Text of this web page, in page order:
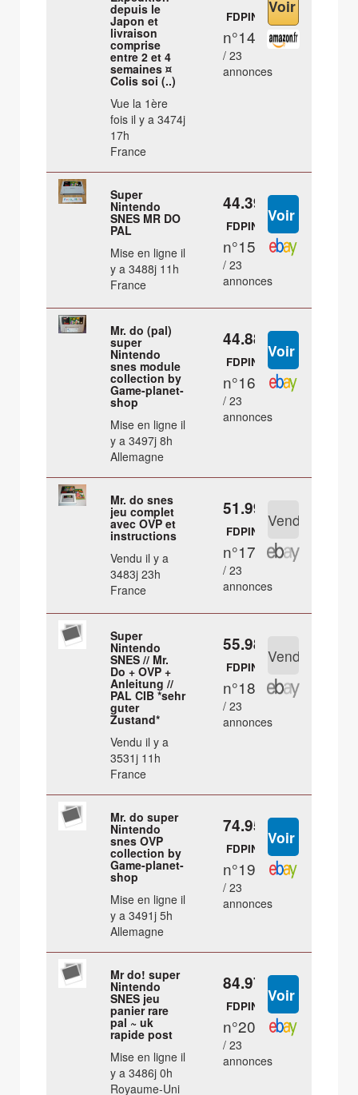
depuis le
Japon et
livraison
comprise
entre 2 et 4
semaines ¤
Colis soi (..)
Vue la 1ère
fois il y a 3474j
17h
France
FDPIN
n°14
/ 23
annonces
Super
Nintendo
SNES MR DO
PAL
Mise en ligne il
y a 3488j 11h
France
44.39 €
FDPIN
n°15
/ 23
annonces
Mr. do (pal)
super
Nintendo
snes module
collection by
Game-planet-
shop
Mise en ligne il
y a 3497j 8h
Allemagne
44.88 €
FDPIN
n°16
/ 23
annonces
Mr. do snes
jeu complet
avec OVP et
instructions
Vendu il y a
3483j 23h
France
51.99 €
FDPIN
n°17
/ 23
annonces
Super
Nintendo
SNES // Mr.
Do + OVP +
Anleitung //
PAL CIB *sehr
guter
Zustand*
Vendu il y a
3531j 11h
France
55.98 €
FDPIN
n°18
/ 23
annonces
Mr. do super
Nintendo
snes OVP
collection by
Game-planet-
shop
Mise en ligne il
y a 3491j 5h
Allemagne
74.95 €
FDPIN
n°19
/ 23
annonces
Mr do! super
Nintendo
SNES jeu
panier rare
pal ~ uk
rapide post
Mise en ligne il
y a 3486j 0h
Royaume-Uni
84.97 €
FDPIN
n°20
/ 23
annonces